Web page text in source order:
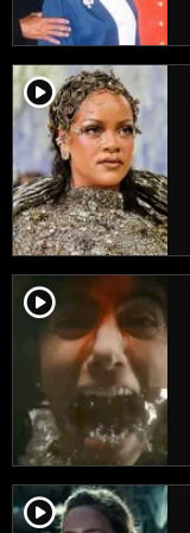
player2
player2
player2